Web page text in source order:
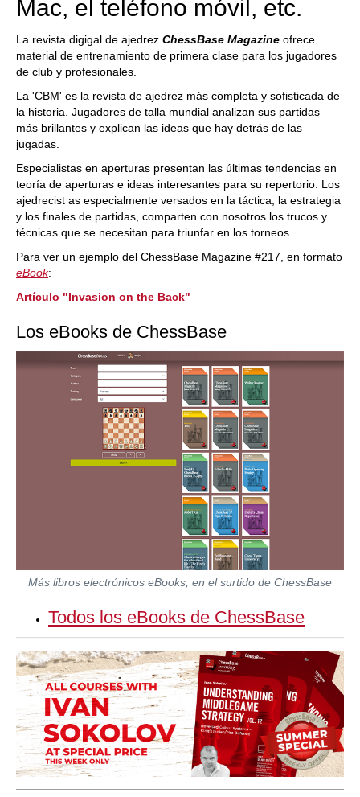
Mac, el teléfono móvil, etc.
La revista digigal de ajedrez ChessBase Magazine ofrece
material de entrenamiento de primera clase para los jugadores
de club y profesionales.
La 'CBM' es la revista de ajedrez más completa y sofisticada de
la historia. Jugadores de talla mundial analizan sus partidas
más brillantes y explican las ideas que hay detrás de las
jugadas.
Especialistas en aperturas presentan las últimas tendencias en
teoría de aperturas e ideas interesantes para su repertorio. Los
ajedrecist as especialmente versados en la táctica, la estrategia
y los finales de partidas, comparten con nosotros los trucos y
técnicas que se necesitan para triunfar en los torneos.
Para ver un ejemplo del ChessBase Magazine #217, en formato
eBook:
Artículo "Invasion on the Back"
Los eBooks de ChessBase
Más libros electrónicos eBooks , en el surtido de ChessBase
Todos los eBooks de ChessBase